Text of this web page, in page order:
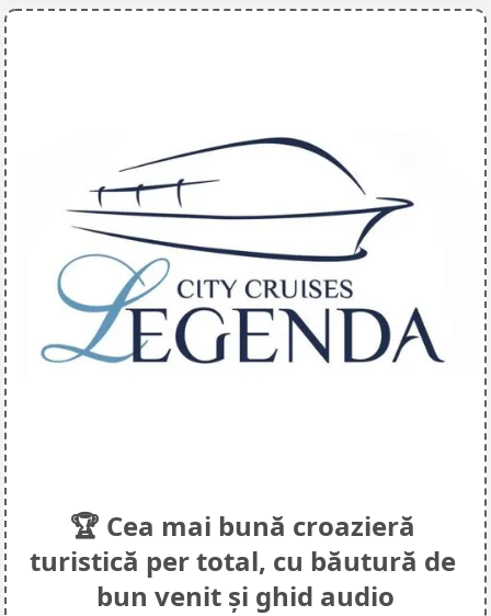
🏆 Cea mai bună croazieră
turistică per total, cu băutură de
bun venit și ghid audio